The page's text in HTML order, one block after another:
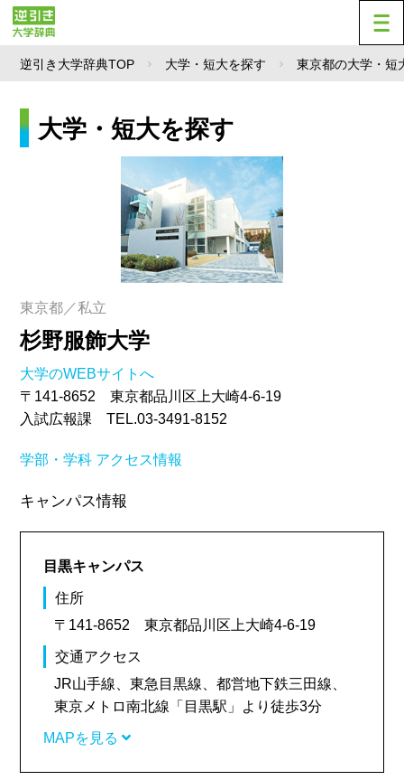
逆引き大学辞典TOP 大学・短大を探す 東京都の大学・短
大学・短大を探す
東京都／私立
杉野服飾大学
大学のWEBサイトへ
〒141-8652 東京都品川区上大崎4-6-19
入試広報課 TEL.03-3491-8152
学部・学科 アクセス情報
キャンパス情報
目黒キャンパス
住所
〒141-8652 東京都品川区上大崎4-6-19
交通アクセス
JR山手線、東急目黒線、都営地下鉄三田線、
東京メトロ南北線「目黒駅」より徒歩3分
MAPを見る